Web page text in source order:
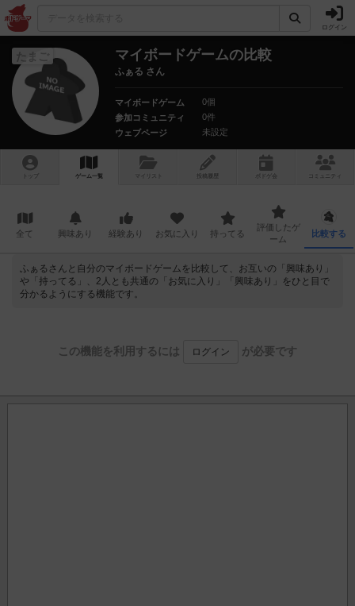
ログイン
たまご マイボードゲームの比較
ふぁる さん
マイボードゲーム
0個
参加コミュニティ
0件
ウェブページ
未設定
トップ ゲーム一覧 マイリスト 投稿履歴 ボ ドゲ コミュニティ
全て 興味あり 経験あり お気に入り 持ってる
評価したゲ
ーム
比較する
ふぁるさんと自分のマイボードゲームを比較して、お互いの「興味あり」
や「持ってる」、2人とも共通の「お気に入り」「興味あり」をひと目で
分かるようにする機能です。
この機能を利用するには ログイン が必要です